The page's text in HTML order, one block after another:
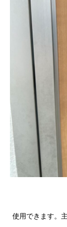
使用できます。